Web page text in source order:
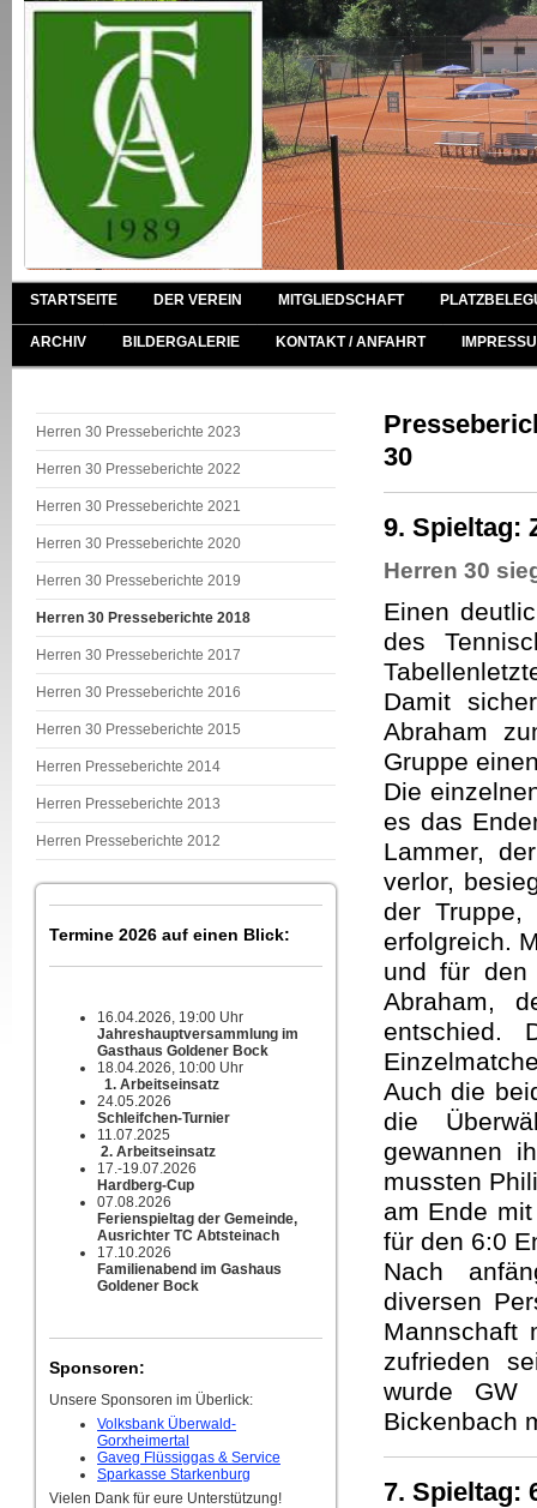
STARTSEITE DER VEREIN MITGLIEDSCHAFT
ARCHIV BILDERGALERIE KONTAKT / ANFAHRT
Herren 30 Presseberichte 2023
Herren 30 Presseberichte 2022
Herren 30 Presseberichte 2021
Herren 30 Presseberichte 2020
Herren 30 Presseberichte 2019
Herren 30 Presseberichte 2018
Herren 30 Presseberichte 2017
Herren 30 Presseberichte 2016
Herren 30 Presseberichte 2015
Herren Presseberichte 2014
Herren Presseberichte 2013
Herren Presseberichte 2012
Termine 2026 auf einen Blick:
16.04.2026, 19:00 Uhr
Jahreshauptversammlung im
Gasthaus Goldener Bock
18.04.2026, 10:00 Uhr
1. Arbeitseinsatz
24.05.2026
Schleifchen-Turnier
11.07.2025
2. Arbeitseinsatz
17.-19.07.2026
Hardberg-Cup
07.08.2026
Ferienspieltag der Gemeinde,
Ausrichter TC Abtsteinach
17.10.2026
Familienabend im Gashaus
Goldener Bock
Sponsoren:
Unsere Sponsoren im Überlick:
Volksbank Überwald-
Gorxheimertal
Gaveg Flüssiggas & Service
Sparkasse Starkenburg
Vielen Dank für eure Unterstützung!
30
9. Spieltag:
Herren 30
Einen
des
Damit
Abraham
Gruppe
Die
es das
Lammer,
verlor,
der
erfolgreich.
und für den
Abraham,
entschied.
Auch die
die
gewannen
mussten
am Ende
für den 6:0
Nach
diversen
Mannschaft
zufrieden
wurde GW
Bickenbach
7. Spieltag: